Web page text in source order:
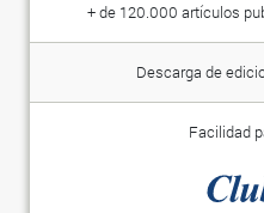
+ de 120.000 artículos
Descarga de
Facilidad